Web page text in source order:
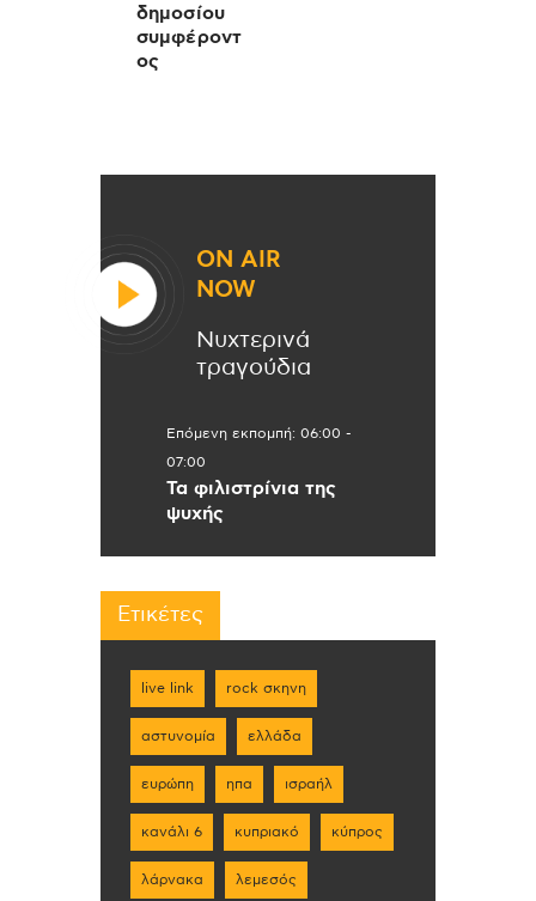
δημοσίου
συμφέροντ
ος
ON AIR
NOW
Νυχτερινά
τραγούδια
Επόμενη εκπομπή: 06:00 -
07:00
Τα φιλιστρίνια της
ψυχής
Ετικέτες
live link rock σκηνη
αστυνομία ελλάδα
ευρώπη ηπα ισραήλ
κανάλι 6 κυπριακό κύπρος
λάρνακα λεμεσός